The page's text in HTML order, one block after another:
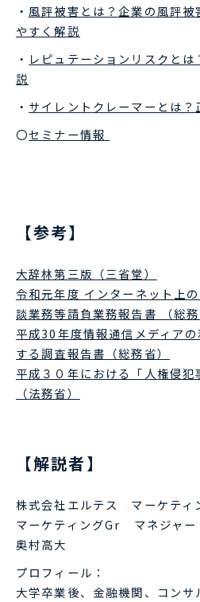
・風評被害とは？企業の風評被
やすく解説
・ レピュテーションリスクと
説
・ サイレントクレーマーとは
〇セミナー情報 ​​​​​​​
【参考】
大辞林第三版（三省堂）
令和元年度 インターネット上
談業務等請負業務報告書 （総務
平成30年度情報通信メディア
する調査報告書（総務省）
平成３０年における「人権侵
（法務省）
【解説者】
株式会社エルテス マーケティ
マーケティングGr マネジャー
奥村高大
プロフィール：
大学卒業後、金融機関、コン